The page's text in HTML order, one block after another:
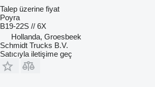
Talep üzerine fiyat
Poyra
B19-22S // 6X
Hollanda, Groesbeek
Schmidt Trucks B.V.
Satıcıyla iletişime geç